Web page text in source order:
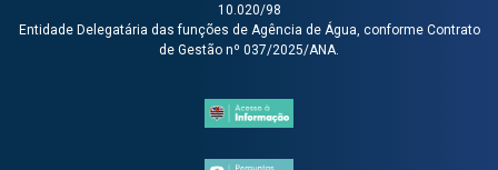
10.020/98
Entidade Delegatária das funções de Agência de Água, conforme Contrato
de Gestão nº 037/2025/ANA.